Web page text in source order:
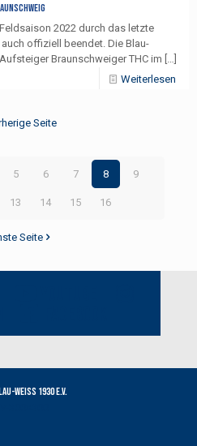
2022 durch das letzte
offiziell beendet. Die Blau-
Braunschweiger THC im […]
Weiterlesen
Seite
5 6 7 8 9
13 14 15 16
Seite
Weiss 1930 e.V.